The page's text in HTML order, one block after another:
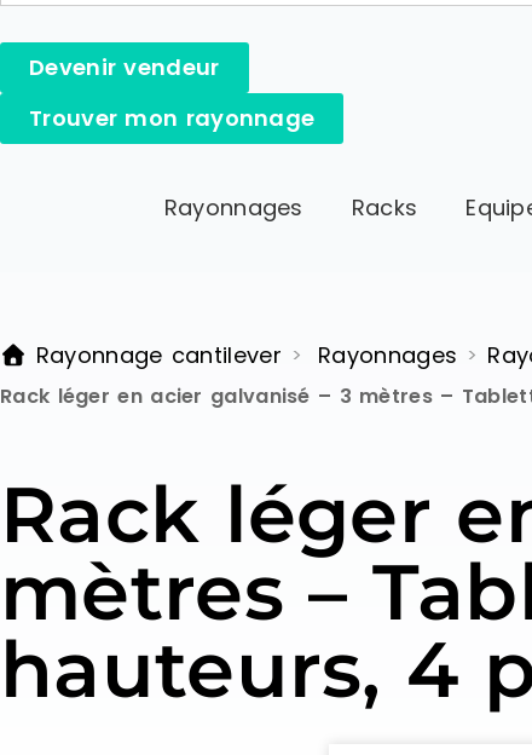
Devenir vendeur
Trouver mon rayonnage
Rayonnages Racks
Rayonnage cantilever > Rayonnages >
Rack léger en acier galvanisé – 3 mètres –
Rack léger
mètres –
hauteurs, 4